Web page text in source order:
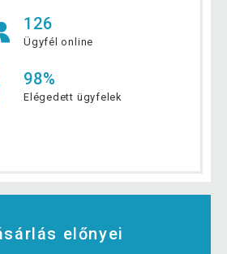
126
Ügyfél online
98%
Elégedett ügyfelek
előnyei